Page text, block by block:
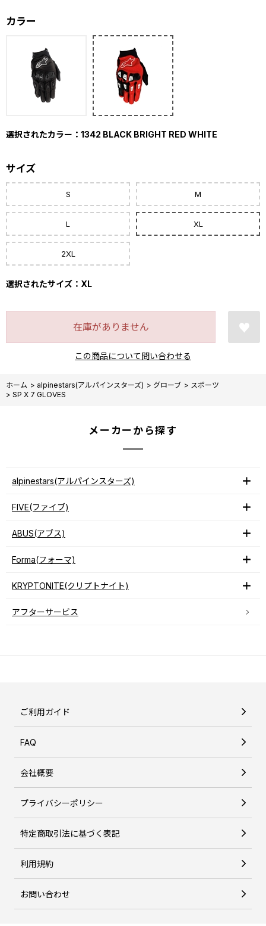
カラー
選択されたカラー：1342 BLACK BRIGHT RED WHITE
サイズ
S M
L XL
2XL
選択されたサイズ：XL
在庫がありません
この商品について問い合わせる
ホーム > alpinestars(アルパインスターズ) > グローブ > スポーツ
> SP X 7 GLOVES
メーカーから探す
alpinestars(アルパインスターズ)
FIVE(ファイブ)
ABUS(アブス)
Forma(フォーマ)
KRYPTONITE(クリプトナイト)
アフターサービス
ご利用ガイド
FAQ
会社概要
プライバシーポリシー
特定商取引法に基づく表記
利用規約
お問い合わせ